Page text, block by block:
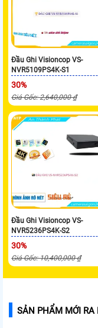
Đầu Ghi Visioncop VS-
NVR5109PS4K-S1
30%
Giá Gốc: 2,640,000 ₫
Đầu Ghi Visioncop VS-
NVR5236PS4K-S2
30%
Giá Gốc: 10,400,000 ₫
SẢN PHẨM MỚI RA